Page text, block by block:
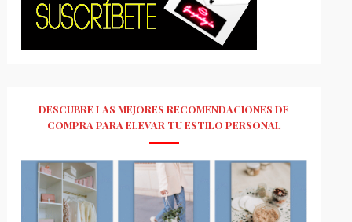
DESCUBRE LAS MEJORES RECOMENDACIONES DE
COMPRA PARA ELEVAR TU ESTILO PERSONAL